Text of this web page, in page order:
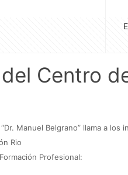
Centro
Manuel Belgrano” llama a
Rio
Profesional: